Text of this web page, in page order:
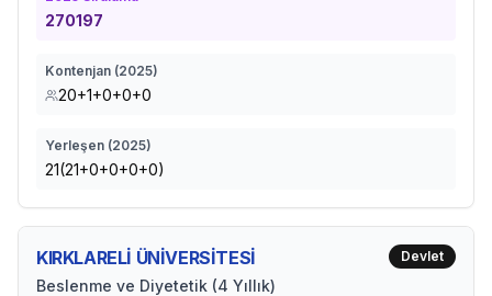
270197
Kontenjan (2025)
20+1+0+0+0
Yerleşen (2025)
21(21+0+0+0+0)
KIRKLARELİ ÜNİVERSİTESİ
Beslenme ve Diyetetik (4 Yıllık)
Devlet